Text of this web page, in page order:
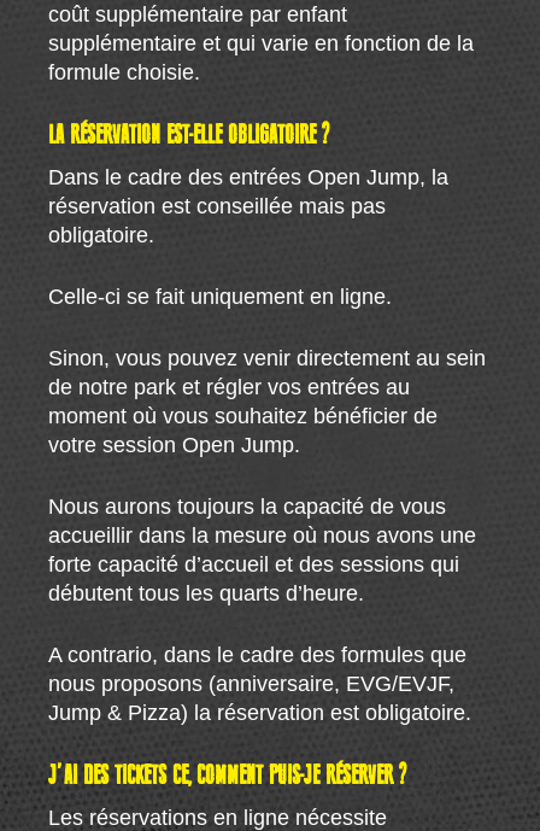
coût supplémentaire par enfant
supplémentaire et qui varie en fonction de la
formule choisie.
LA RÉSERVATION EST-ELLE OBLIGATOIRE ?
Dans le cadre des entrées Open Jump, la
réservation est conseillée mais pas
obligatoire.
Celle-ci se fait uniquement en ligne.
Sinon, vous pouvez venir directement au sein
de notre park et régler vos entrées au
moment où vous souhaitez bénéficier de
votre session Open Jump.
Nous aurons toujours la capacité de vous
accueillir dans la mesure où nous avons une
forte capacité d’accueil et des sessions qui
débutent tous les quarts d’heure.
A contrario, dans le cadre des formules que
nous proposons (anniversaire, EVG/EVJF,
Jump & Pizza) la réservation est obligatoire.
J’AI DES TICKETS CE, COMMENT PUIS-JE RÉSERVER ?
Les réservations en ligne nécessite